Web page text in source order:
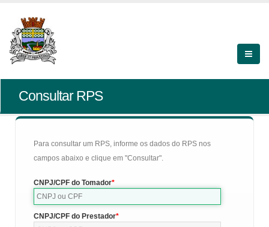
Consultar RPS
Para consultar um RPS, informe os dados do RPS nos
campos abaixo e clique em "Consultar".
CNPJ/CPF do Tomador
CNPJ/CPF do Prestador